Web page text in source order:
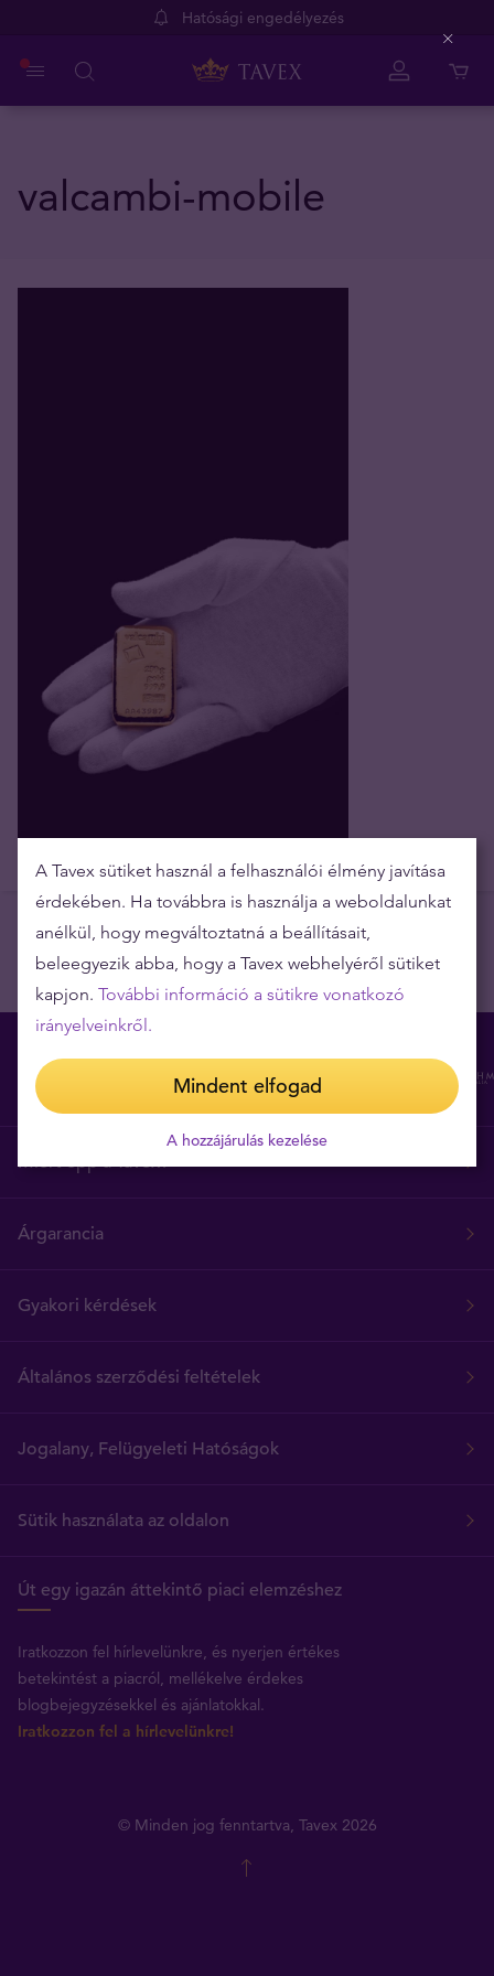
Hatósági engedélyezés
valcambi-mobile
Miért épp a Tavex?
Árgarancia
Gyakori kérdések
Általános szerződési feltételek
Jogalany, Felügyeleti Hatóságok
Sütik használata az oldalon
Út egy igazán áttekintő piaci elemzéshez
Iratkozzon fel hírlevelünkre, és nyerjen értékes
betekintést a piacról, mellékelve érdekes
blogbejegyzésekkel és ajánlatokkal.
Iratkozzon fel a hírlevelünkre!
© Minden jog fenntartva, Tavex 2026
A Tavex sütiket használ a felhasználói élmény javítása
érdekében. Ha továbbra is használja a weboldalunkat
anélkül, hogy megváltoztatná a beállításait,
beleegyezik abba, hogy a Tavex webhelyéről sütiket
kapjon. További információ a sütikre vonatkozó
irányelveinkről.
Mindent elfogad
A hozzájárulás kezelése
Close